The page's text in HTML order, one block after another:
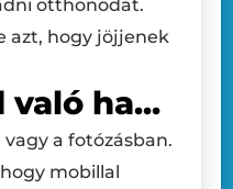
otthonodat.
azt, hogy jöjjenek
való ha...
a fotózásban.
mobillal